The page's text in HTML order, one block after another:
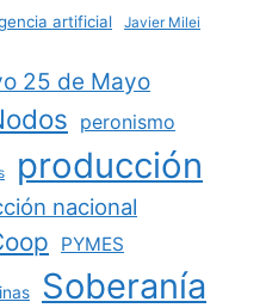
artificial Javier Milei
25 de Mayo
peronismo
producción
nacional
PYMES
Soberanía